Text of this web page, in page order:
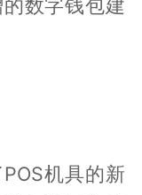
数字钱包建
机具的新